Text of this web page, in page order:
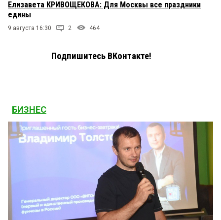
Елизавета КРИВОЩЕКОВА: Для Москвы все праздники
едины
9 августа 16:30 2 464
Подпишитесь ВКонтакте!
БИЗНЕС